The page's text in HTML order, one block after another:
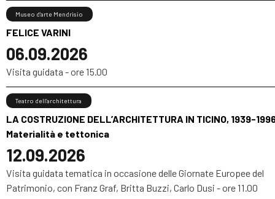
FELICE VARINI
06.09.2026
Museo d’arte Mendrisio
Visita guidata - ore 15.00
LA COSTRUZIONE DELL’ARCHITETTURA IN TICINO, 1939-
Materialità e tettonica
12.09.2026
Teatro dell’architettura
Visita guidata tematica in occasione delle Giornate Europee del
Patrimonio, con Franz Graf, Britta Buzzi, Carlo Dusi - ore 11.00